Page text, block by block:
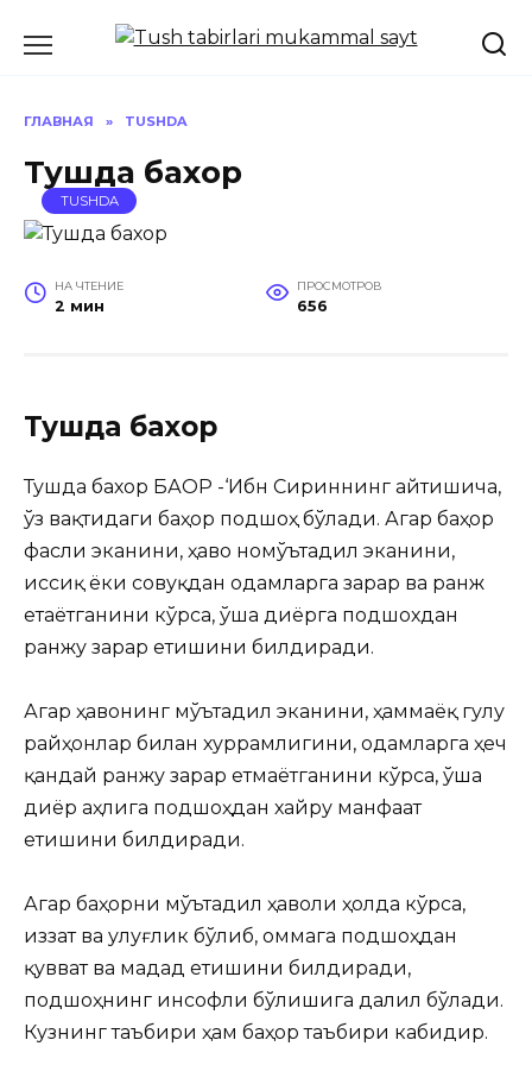
ГЛАВНАЯ » TUSHDA
Тушда бахор
TUSHDA
НА ЧТЕНИЕ
2 мин
ПРОСМОТРОВ
656
Тушда бахор
Тушда бахор БАҲОР -‘Ибн Сириннинг айтишича,
ўз вақтидаги баҳор подшоҳ бўлади. Агар баҳор
фасли эканини, ҳаво номўътадил эканини,
иссиқ ёки совуқдан одамларга зарар ва ранж
етаётганини кўрса, ўша диёрга подшохдан
ранжу зарар етишини билдиради.
Агар ҳавонинг мўътадил эканини, ҳаммаёқ гулу
райҳонлар билан хуррамлигини, одамларга ҳеч
қандай ранжу зарар етмаётганини кўрса, ўша
диёр аҳлига подшоҳдан хайру манфаат
етишини билдиради.
Агар баҳорни мўътадил ҳаволи ҳолда кўрса,
иззат ва улуғлик бўлиб, оммага подшоҳдан
қувват ва мадад етишини билдиради,
подшоҳнинг инсофли бўлишига далил бўлади.
Кузнинг таъбири ҳам баҳор таъбири кабидир.